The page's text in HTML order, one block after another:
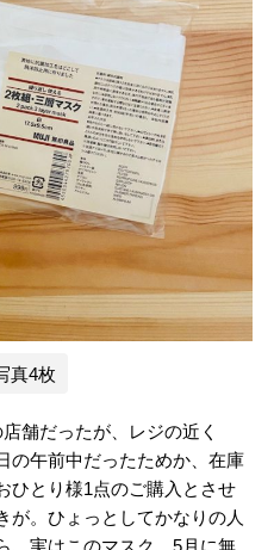
真4枚
舗だったが、レジの近く
午前中だったためか、在庫
ひとり様1点のご購入とさせ
が。ひょっとしてかなりの人